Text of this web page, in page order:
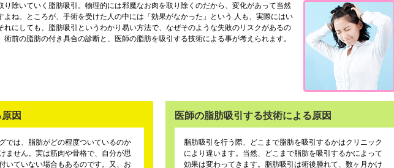
り除いていく脂肪吸引。物理的には邪魔なお肉を取り除くのだから、変化があって当然
よね。ところが、手術を受けた人の中には「効果がなかった」という 人も、実際にはい
れにしても、脂肪吸引というわかり易い方法で、なぜそのような失敗のリスクがあるの
術前の脂肪の付き具合の診断と、医師の脂肪を吸引する技術による事が考えられます。
因
では、脂肪がどの程度ついているのか
ません。実は筋肉や骨格で、自分が思
いていない場合もあるのです。又、お
医師の脂肪吸引する技術による原因
脂肪吸引を行う際、どこまで脂肪を吸引するかはクリニック
により違います。当然、どこまで脂肪を吸引するかによって
効果は変わってきます。脂肪吸引は術後腫れて、数ヶ月かけ